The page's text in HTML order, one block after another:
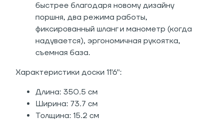
быстрее благодаря новому дизайну
поршня, два режима работы,
фиксированный шланг и манометр (когда
надувается), эргономичная рукоятка,
съемная база.
Характеристики доски 11'6":
Длина: 350.5 см
Ширина: 73.7 см
Толщина: 15.2 см